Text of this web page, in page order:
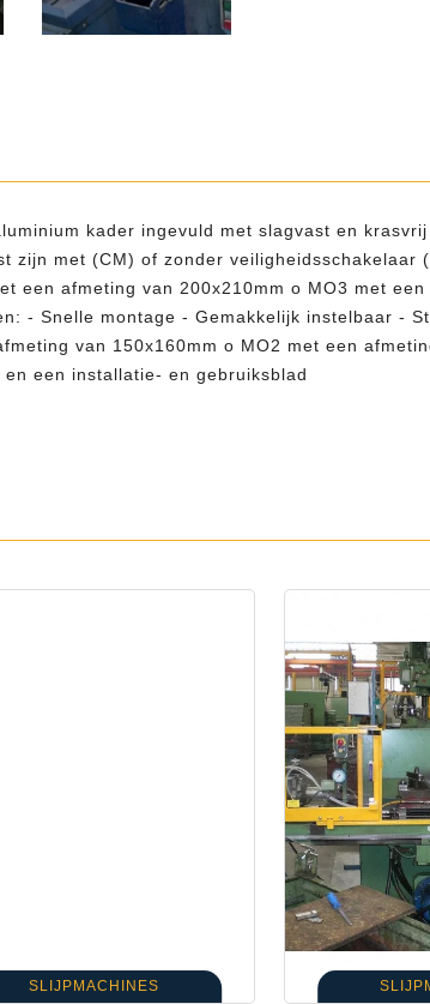
kader ingevuld met slagvast en
zijn met (CM) of zonder
een afmeting van 200x210mm o MO3 met
- Snelle montage - Gemakkelijk instelbaar -
van 150x160mm o MO2 met een
een installatie- en gebruiksblad
SLIJPMACHINES